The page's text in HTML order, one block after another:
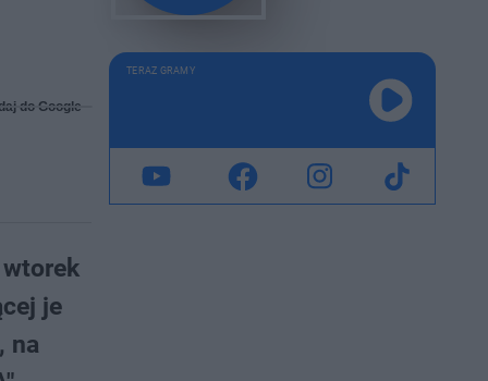
do Google
je
na
TERAZ GRAMY